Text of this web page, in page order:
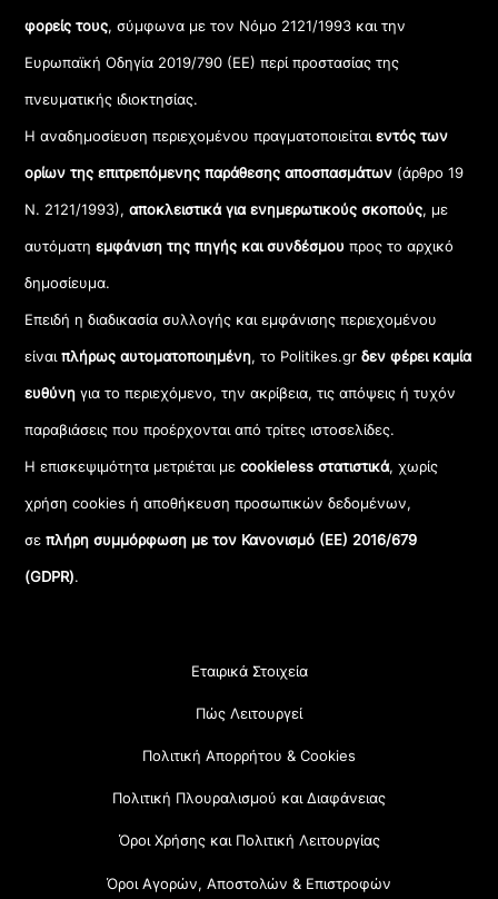
φορείς τους, σύμφωνα με τον Νόμο 2121/1993 και την
Ευρωπαϊκή Οδηγία 2019/790 (ΕΕ) περί προστασίας της
πνευματικής ιδιοκτησίας.
Η αναδημοσίευση περιεχομένου πραγματοποιείταιεντός των
ορίων της επιτρεπόμενης παράθεσης αποσπασμάτων (άρθρο 19
Ν. 2121/1993), αποκλειστικά για ενημερωτικούς σκοπούς, με
αυτόματηεμφάνιση της πηγής και συνδέσμου προς το αρχικό
δημοσίευμα.
Επειδή η διαδικασία συλλογής και εμφάνισης περιεχομένου
είναιπλήρως αυτοματοποιημένη, το Politikes.grδεν φέρει καμία
ευθύνη για το περιεχόμενο, την ακρίβεια, τις απόψεις ή τυχόν
παραβιάσεις που προέρχονται από τρίτες ιστοσελίδες.
Η επισκεψιμότητα μετριέται μεcookieless στατιστικά, χωρίς
χρήση cookies ή αποθήκευση προσωπικών δεδομένων,
σεπλήρη συμμόρφωση με τον Κανονισμό (ΕΕ) 2016/679
(GDPR).
Εταιρικά Στοιχεία
Πώς Λειτουργεί
Πολιτική Απορρήτου & Cookies
Πολιτική Πλουραλισμού και Διαφάνειας
Όροι Χρήσης και Πολιτική Λειτουργίας
Όροι Αγορών, Αποστολών & Επιστροφών